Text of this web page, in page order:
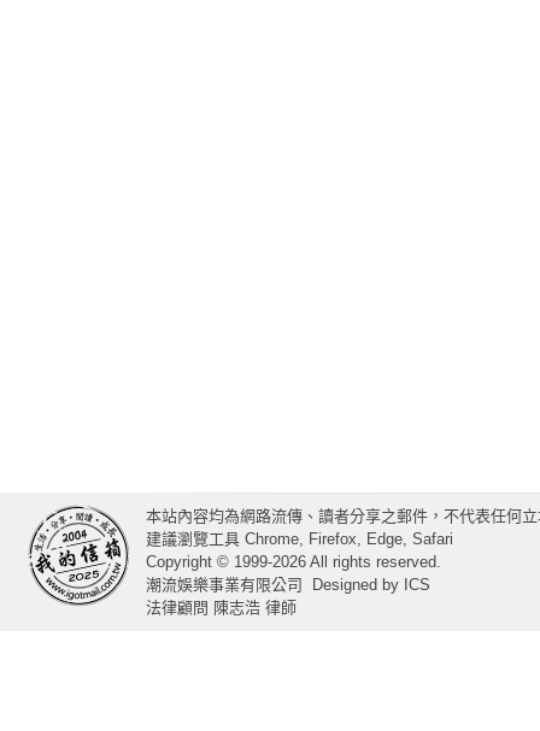
本站內容均為網路流傳、讀者分享之郵件，不代表任何
建議瀏覽工具 Chrome, Firefox, Edge, Safari
Copyright © 1999-2026 All rights reserved.
潮流娛樂事業有限公司
Designed by ICS
法律顧問 陳志浩 律師